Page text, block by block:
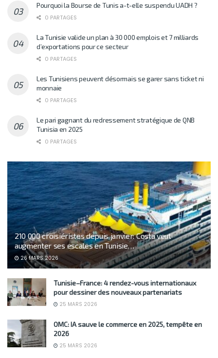
Pourquoi la Bourse de Tunis a-t-elle suspendu UADH ?
0 PARTAGES
La Tunisie valide un plan à 30 000 emplois et 7 milliards
d’exportations pour ce secteur
0 PARTAGES
Les Tunisiens peuvent désormais se garer sans ticket ni
monnaie
0 PARTAGES
Le pari gagnant du redressement stratégique de QNB
Tunisia en 2025
0 PARTAGES
210 000 croisiéristes depuis janvier: Costa veut
augmenter ses escales en Tunisie…
26 MARS 2026
Tunisie–France: 4 rendez-vous internationaux
pour dessiner des nouveaux partenariats
25 MARS 2026
OMC: IA sauve le commerce en 2025, tempête en
2026
25 MARS 2026